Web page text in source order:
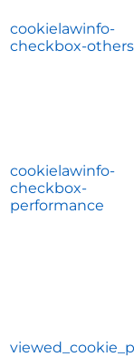
cookielawinfo-
checkbox-others
cookielawinfo-
checkbox-
performance